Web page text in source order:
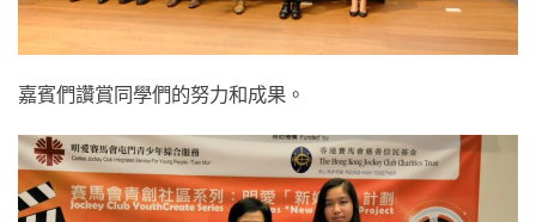
嘉賓們讚賞同學們的努力和成果。